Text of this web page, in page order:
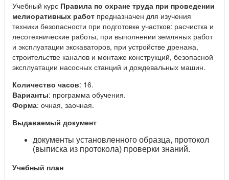
Учебный курс Правила по охране труда при проведении
мелиоративных работ предназначен для изучения
техники безопасности при подготовке участков: расчистка и
лесотехнические работы, при выполнении земляных работ
и эксплуатации экскаваторов, при устройстве дренажа,
строительстве каналов и монтаже конструкций, безопасной
эксплуатации насосных станций и дождевальных машин.
Количество часов: 16.
Варианты: программа обучения.
Форма: очная, заочная.
Выдаваемый документ
документы установленного образца, протокол
(выписка из протокола) проверки знаний.
Учебный план